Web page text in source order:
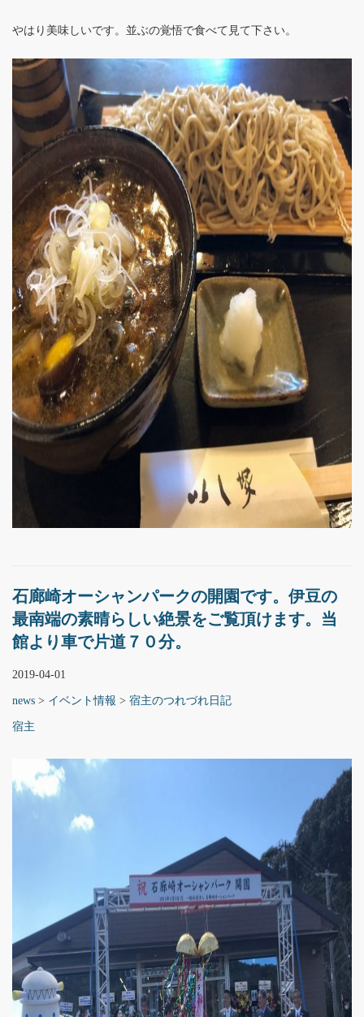
やはり美味しいです。並ぶの覚悟で食べて見て下さい。
石廊崎オーシャンパークの開園です。伊豆の
最南端の素晴らしい絶景をご覧頂けます。当
館より車で片道７０分。
2019-04-01
news > イベント情報 > 宿主のつれづれ日記
宿主